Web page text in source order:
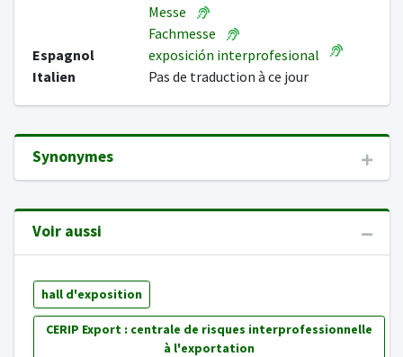
Messe
Fachmesse
Espagnol
exposición interprofesional
Italien
Pas de traduction à ce jour
Synonymes
Voir aussi
hall d'exposition
CERIP Export : centrale de risques interprofessionnelle
à l'exportation